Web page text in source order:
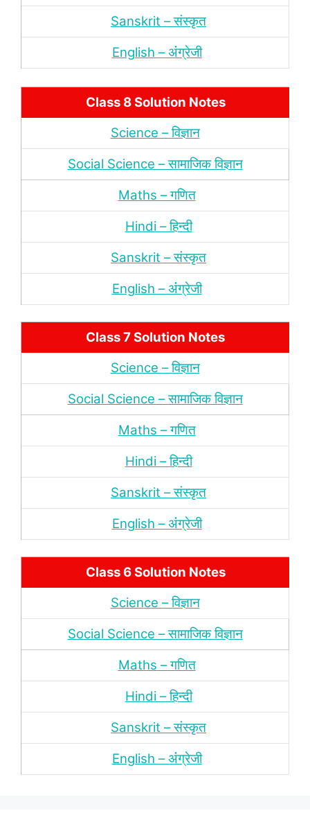
Sanskrit – संस्‍कृत
English – अंंग्रेजी
Class 8 Solution Notes
Science – विज्ञान
Social Science – सामाजिक विज्ञान
Maths – गणित
Hindi – हिन्‍दी
Sanskrit – संस्‍कृत
English – अंंग्रेजी
Class 7 Solution Notes
Science – विज्ञान
Social Science – सामाजिक विज्ञान
Maths – गणित
Hindi – हिन्‍दी
Sanskrit – संस्‍कृत
English – अंंग्रेजी
Class 6 Solution Notes
Science – विज्ञान
Social Science – सामाजिक विज्ञान
Maths – गणित
Hindi – हिन्‍दी
Sanskrit – संस्‍कृत
English – अंंग्रेजी